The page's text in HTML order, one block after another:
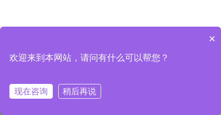
×
欢迎来到本网站，请问有什么可以帮您？
现在咨询 稍后再说